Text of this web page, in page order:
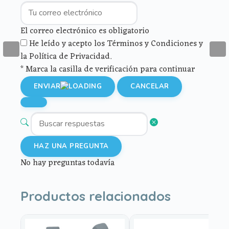
El correo electrónico es obligatorio
He leído y acepto los Términos y Condiciones y
la Política de Privacidad.
* Marca la casilla de verificación para continuar
ENVIAR CANCELAR
HAZ UNA PREGUNTA
No hay preguntas todavía
Productos relacionados